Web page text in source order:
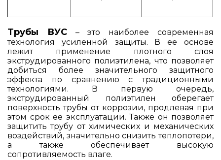
Трубы ВУС– это наиболее современная
технология усиленной защиты. В ее основе
лежит применение плотного слоя
экструдированного полиэтилена, что позволяет
добиться более значительного защитного
эффекта по сравнению с традиционными
технологиями. В первую очередь,
экструдированный полиэтилен оберегает
поверхность трубы от коррозии, продлевая при
этом срок ее эксплуатации. Также он позволяет
защитить трубу от химических и механических
воздействий, значительно снизить теплопотери,
а также обеспечивает высокую
сопротивляемость влаге.